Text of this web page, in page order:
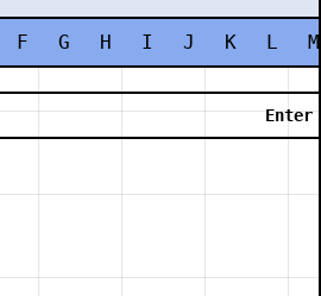
F G H I J K L M